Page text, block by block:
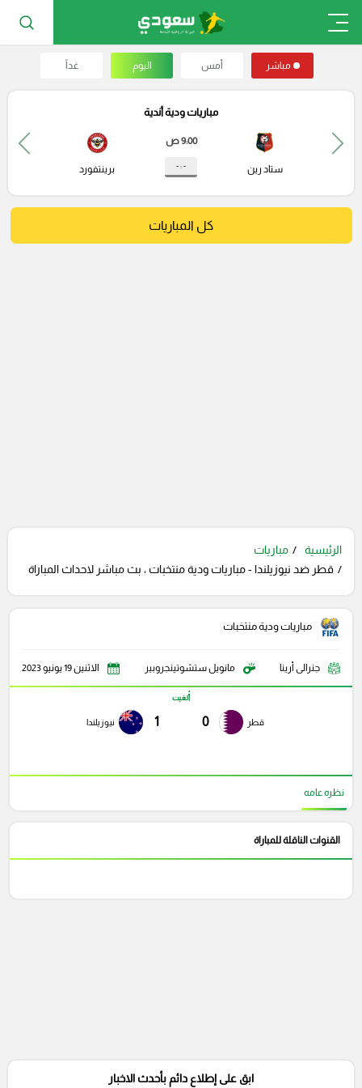
مباشر أمس اليوم غداً
مباريات ودية أندية
ستاد رين
9:00 ص
- : - برينتفورد
كل المباريات
الرئيسية
مباريات
قطر ضد نيوزيلندا - مباريات ودية منتخبات ، بث مباشر لاحداث المباراة
مباريات ودية منتخبات
جنرالى أرينا مانويل ستشوتينجروبير الاثنين 19 يونيو 2023
قطر 0
أُلغيت
1 نيوزيلندا
نظره عامه
القنوات الناقلة للمباراة
ابق على إطلاع دائم بأحدث الاخبار